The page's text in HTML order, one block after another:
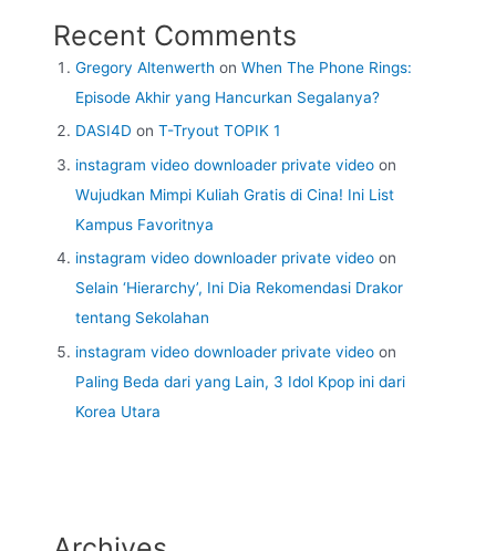
Recent Comments
Gregory Altenwerth onWhen The Phone Rings:
Episode Akhir yang Hancurkan Segalanya?
DASI4D onT-Tryout TOPIK 1
instagram video downloader private video on
Wujudkan Mimpi Kuliah Gratis di Cina! Ini List
Kampus Favoritnya
instagram video downloader private video on
Selain ‘Hierarchy’, Ini Dia Rekomendasi Drakor
tentang Sekolahan
instagram video downloader private video on
Paling Beda dari yang Lain, 3 Idol Kpop ini dari
Korea Utara